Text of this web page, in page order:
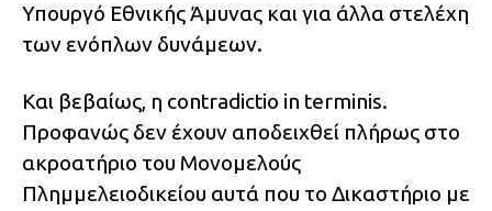
Υπουργό Εθνικής Άμυνας και για άλλα στελέχη
των ενόπλων δυνάμεων.
Και βεβαίως, η contradictio in terminis.
Προφανώς δεν έχουν αποδειχθεί πλήρως στο
ακροατήριο του Μονομελούς
Πλημμελειοδικείου αυτά που το Δικαστήριο με